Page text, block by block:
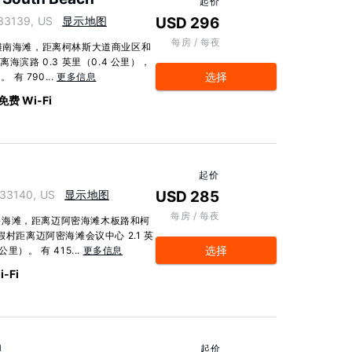
US 显示地图
海滩，距离柯林斯大道商业区和
海滨路 0.3 英里（0.4 公里），
有 790... 更多信息
费 Wi-Fi
USD 296
每房 / 每夜
选择
US 显示地图
滩，距离迈阿密海滩木板路和柯
村距离迈阿密海滩会议中心 2.1 英
里）。 有 415... 更多信息
Fi
起价
USD 285
每房 / 每夜
选择
起价